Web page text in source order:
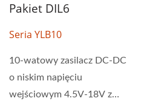
Pakiet DIL6
Seria YLB10
10-watowy zasilacz DC-DC
o niskim napięciu
wejściowym 4.5V-18V z